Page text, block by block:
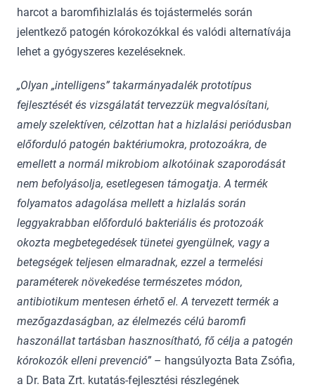
harcot a baromfihizlalás és tojástermelés során
jelentkező patogén kórokozókkal és valódi alternatívája
lehet a gyógyszeres kezeléseknek.
„Olyan „intelligens” takarmányadalék prototípus
fejlesztését és vizsgálatát tervezzük megvalósítani,
amely szelektíven, célzottan hat a hizlalási periódusban
előforduló patogén baktériumokra, protozoákra, de
emellett a normál mikrobiom alkotóinak szaporodását
nem befolyásolja, esetlegesen támogatja. A termék
folyamatos adagolása mellett a hizlalás során
leggyakrabban előforduló bakteriális és protozoák
okozta megbetegedések tünetei gyengülnek, vagy a
betegségek teljesen elmaradnak, ezzel a termelési
paraméterek növekedése természetes módon,
antibiotikum mentesen érhető el. A tervezett termék a
mezőgazdaságban, az élelmezés célú baromfi
haszonállat tartásban hasznosítható, fő célja a patogén
kórokozók elleni prevenció” – hangsúlyozta Bata Zsófia,
a Dr. Bata Zrt. kutatás-fejlesztési részlegének